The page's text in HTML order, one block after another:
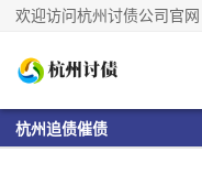
欢迎访问杭州讨债公司官网
杭州追债催债